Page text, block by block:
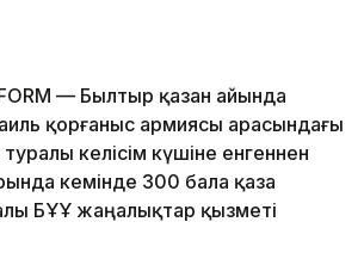
— Былтыр қазан айында
қорғаныс армиясы арасындағы
келісім күшіне енгеннен
кемінде 300 бала қаза
БҰҰ жаңалықтар қызметі